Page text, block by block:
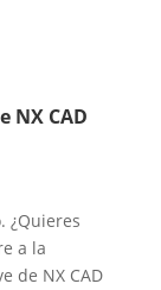
NX CAD
¿Quieres
a la
de NX CAD